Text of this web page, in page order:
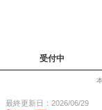
受付中
最終更新日：2026/06/29